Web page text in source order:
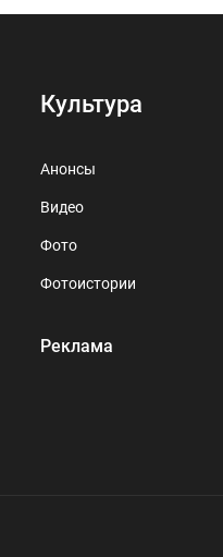
Культура
Анонсы
Видео
Фото
Фотоистории
Реклама